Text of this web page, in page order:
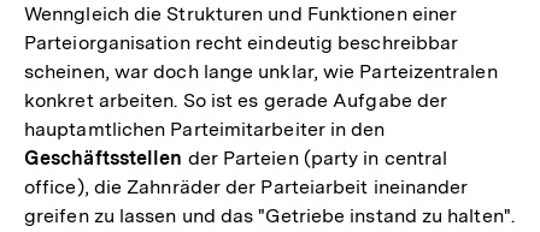
Wenngleich die Strukturen und Funktionen einer
Parteiorganisation recht eindeutig beschreibbar
scheinen, war doch lange unklar, wie Parteizentralen
konkret arbeiten. So ist es gerade Aufgabe der
hauptamtlichen Parteimitarbeiter in den
Geschäftsstellen der Parteien (party in central
office), die Zahnräder der Parteiarbeit ineinander
greifen zu lassen und das "Getriebe instand zu halten".